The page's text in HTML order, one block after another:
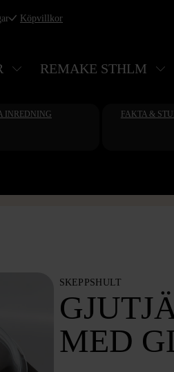
Köpvillkor
REMAKE STHLM
INREDNING FAKTA &
SKEPPSHULT
MED